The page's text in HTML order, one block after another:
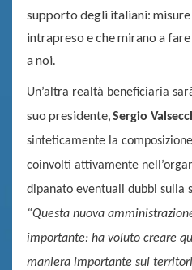
supporto degli italiani: misure
intrapreso e che mirano a
a noi.
Un’altra realtà beneficiaria
suo presidente,Sergio
sinteticamente la
coinvolti attivamente
dipanato eventuali dubbi sulla
“Questa nuova
importante: ha voluto creare
maniera importante sul